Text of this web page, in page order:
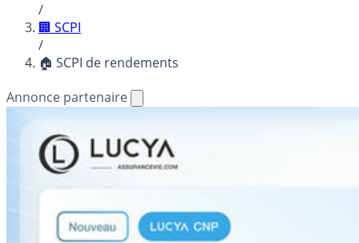
/
🏢 SCPI
/
🏠 SCPI de rendements
Annonce partenaire